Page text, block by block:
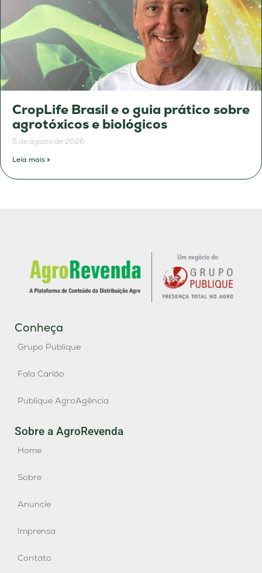
CropLife Brasil e o guia prático sobre
agrotóxicos e biológicos
5 de agosto de 2026
Leia mais »
Conheça
Grupo Publique
Fala Carlão
Publique AgroAgência
Sobre a AgroRevenda
Home
Sobre
Anuncie
Imprensa
Contato